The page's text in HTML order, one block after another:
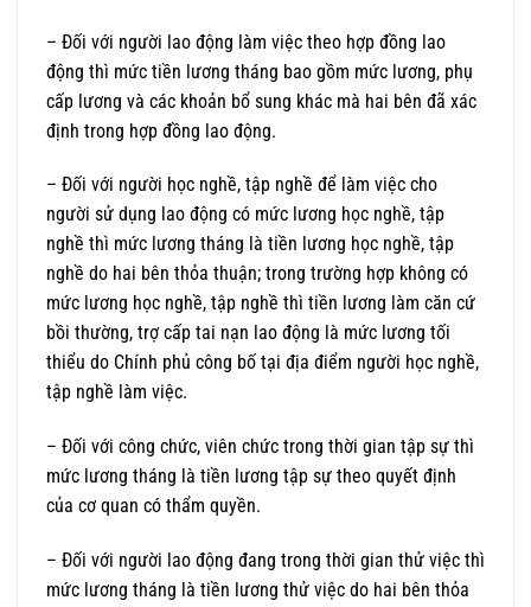
– Đối với người lao động làm việc theo hợp đồng lao
động thì mức tiền lương tháng bao gồm mức lương, phụ
cấp lương và các khoản bổ sung khác mà hai bên đã xác
định trong hợp đồng lao động.
– Đối với người học nghề, tập nghề để làm việc cho
người sử dụng lao động có mức lương học nghề, tập
nghề thì mức lương tháng là tiền lương học nghề, tập
nghề do hai bên thỏa thuận; trong trường hợp không có
mức lương học nghề, tập nghề thì tiền lương làm căn cứ
bồi thường, trợ cấp tai nạn lao động là mức lương tối
thiểu do Chính phủ công bố tại địa điểm người học nghề,
tập nghề làm việc.
– Đối với công chức, viên chức trong thời gian tập sự thì
mức lương tháng là tiền lương tập sự theo quyết định
của cơ quan có thẩm quyền.
– Đối với người lao động đang trong thời gian thử việc thì
mức lương tháng là tiền lương thử việc do hai bên thỏa